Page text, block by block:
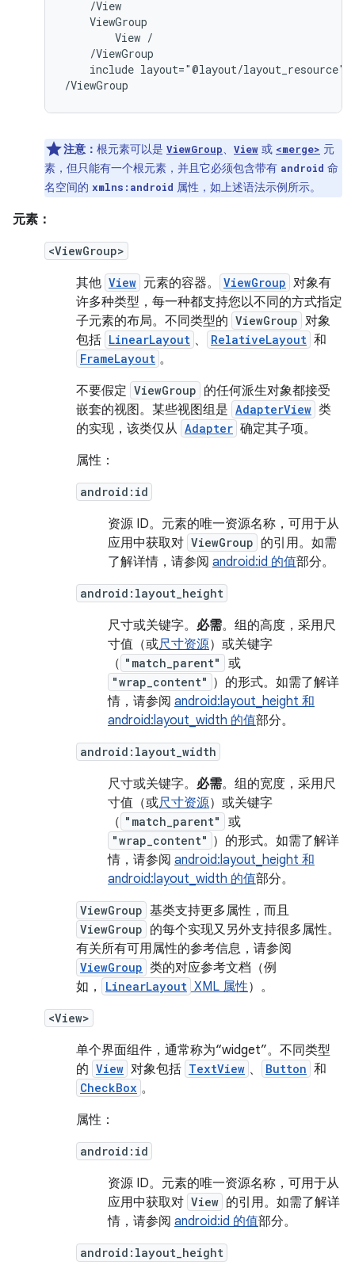
ViewGroup
View
include layout="@layout/layout_resource"/
/ViewGroup
注意： 根元素可以是 ViewGroup、 View 或 <merge> 元
素，但只能有一个根元素，并且它必须包含带有 android 命
名空间的 xmlns:android 属性，如上述语法示例所示。
元素：
<ViewGroup>
其他 View 元素的容器。 ViewGroup 对象有
许多种类型，每一种都支持您以不同的方式指定
子元素的布局。不同类型的 ViewGroup 对象
包括 LinearLayout 、 RelativeLayout 和
FrameLayout 。
不要假定 ViewGroup 的任何派生对象都接受
嵌套的视图。某些视图组是 AdapterView 类
的实现，该类仅从 Adapter 确定其子项。
属性：
android:id
资源 ID。 元素的唯一资源名称，可用于从
应用中获取对 ViewGroup 的引用。如需
了解详情，请参阅 android:id 的值部分。
android:layout_height
尺寸或关键字。 必需。组的高度，采用尺
寸值（或尺寸资源）或关键字
（ "match_parent" 或
"wrap_content" ）的形式。如需了解详
情，请参阅 android:layout_height 和
android:layout_width 的值部分。
android:layout_width
尺寸或关键字。 必需。组的宽度，采用尺
寸值（或尺寸资源）或关键字
（ "match_parent" 或
"wrap_content" ）的形式。如需了解详
情，请参阅 android:layout_height 和
android:layout_width 的值部分。
ViewGroup 基类支持更多属性，而且
ViewGroup 的每个实现又另外支持很多属性。
有关所有可用属性的参考信息，请参阅
ViewGroup 类的对应参考文档（例
如，
LinearLayout XML 属性）。
<View>
单个界面组件，通常称为“widget”。不同类型
的 View 对象包括 TextView 、 Button 和
CheckBox 。
属性：
android:id
资源 ID。 元素的唯一资源名称，可用于从
应用中获取对 View 的引用。如需了解详
情，请参阅 android:id 的值部分。
android:layout_height